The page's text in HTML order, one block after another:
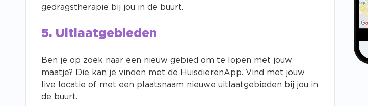
gedragstherapie bij jou in de buurt.
5. Uitlaatgebieden
Ben je op zoek naar een nieuw gebied om te lopen met jouw
maatje? Die kan je vinden met de HuisdierenApp. Vind met jouw
live locatie of met een plaatsnaam nieuwe uitlaatgebieden bij jou in
de buurt.